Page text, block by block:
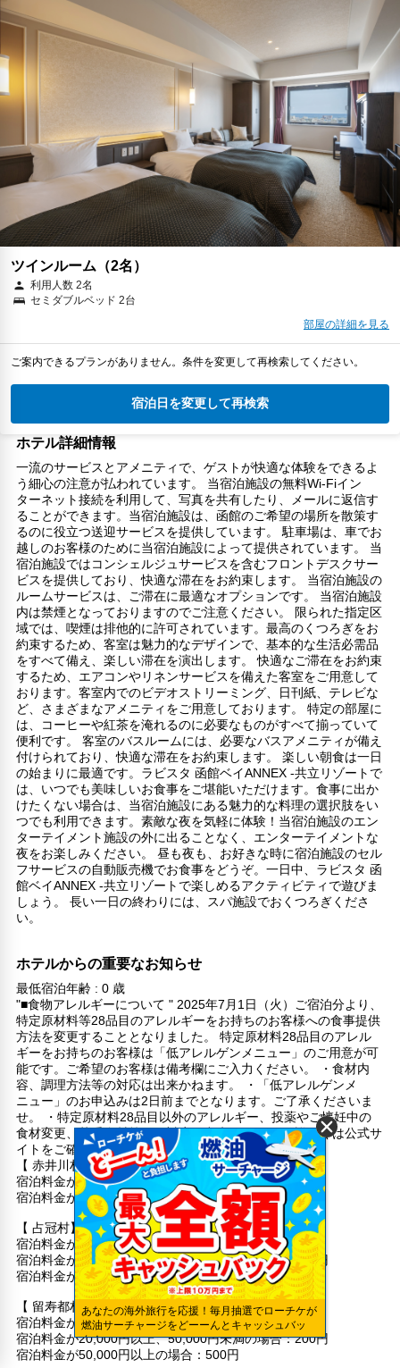
ツインルーム（2名）
利用人数 2名
セミダブルベッド 2台
部屋の詳細を見る
ご案内できるプランがありません。条件を変更して再検索してください。
宿泊日を変更して再検索
ホテル詳細情報
一流のサービスとアメニティで、ゲストが快適な体験をできるよ
う細心の注意が払われています。 当宿泊施設の無料Wi-Fiイン
ターネット接続を利用して、写真を共有したり、メールに返信す
ることができます。当宿泊施設は、函館のご希望の場所を散策す
るのに役立つ送迎サービスを提供しています。 駐車場は、車でお
越しのお客様のために当宿泊施設によって提供されています。 当
宿泊施設ではコンシェルジュサービスを含むフロントデスクサー
ビスを提供しており、快適な滞在をお約束します。 当宿泊施設の
ルームサービスは、ご滞在に最適なオプションです。 当宿泊施設
内は禁煙となっておりますのでご注意ください。 限られた指定区
域では、喫煙は排他的に許可されています。最高のくつろぎをお
約束するため、客室は魅力的なデザインで、基本的な生活必需品
をすべて備え、楽しい滞在を演出します。 快適なご滞在をお約束
するため、エアコンやリネンサービスを備えた客室をご用意して
おります。客室内でのビデオストリーミング、日刊紙、テレビな
ど、さまざまなアメニティをご用意しております。 特定の部屋に
は、コーヒーや紅茶を淹れるのに必要なものがすべて揃っていて
便利です。 客室のバスルームには、必要なバスアメニティが備え
付けられており、快適な滞在をお約束します。 楽しい朝食は一日
の始まりに最適です。ラビスタ 函館ベイANNEX -共立リゾートで
は、いつでも美味しいお食事をご堪能いただけます。食事に出か
けたくない場合は、当宿泊施設にある魅力的な料理の選択肢をい
つでも利用できます。素敵な夜を気軽に体験！当宿泊施設のエン
ターテイメント施設の外に出ることなく、エンターテイメントな
夜をお楽しみください。 昼も夜も、お好きな時に宿泊施設のセル
フサービスの自動販売機でお食事をどうぞ。一日中、ラビスタ 函
館ベイANNEX -共立リゾートで楽しめるアクティビティで遊びま
しょう。 長い一日の終わりには、スパ施設でおくつろぎくださ
い。
ホテルからの重要なお知らせ
最低宿泊年齢 : 0 歳
"■食物アレルギーについて " 2025年7月1日（火）ご宿泊分より、
特定原材料等28品目のアレルギーをお持ちのお客様への食事提供
方法を変更することとなりました。 特定原材料28品目のアレル
ギーをお持ちのお客様は「低アレルゲンメニュー」のご用意が可
能です。ご希望のお客様は備考欄にご入力ください。 ・食材内
容、調理方法等の対応は出来かねます。 ・「低アレルゲンメ
ニュー」のお申込みは2日前までとなります。ご了承くださいま
せ。 ・特定原材料28品目以外のアレルギー、投薬やご懐妊中の
食材変更、苦手食材等のご対応は出来かねます。 詳しくは公式サ
イトをご確認くださいませ。
【 赤井川村】
宿泊料金が8,000円以上、20,000円未満の場合：200円
宿泊料金が20,000円以上の場合：500円
【 占冠村】
宿泊料金が20,000円未満の場合：100円
宿泊料金が20,000円以上、50,000円未満の場合：200円
宿泊料金が50,000円以上の場合：500円
【 留寿都村】
宿泊料金が20,000円未満の場合：100円
宿泊料金が20,000円以上、50,000円未満の場合：200円
宿泊料金が50,000円以上の場合：500円
あなたの海外旅行を応援！毎月抽選でローチケが
燃油サーチャージをどーーんとキャッシュバッ
ク！